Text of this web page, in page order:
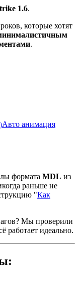
1.6.
которые хотят
.
Авто анимация
формата MDL из
раньше не
"Как
Мы проверили
работает идеально.